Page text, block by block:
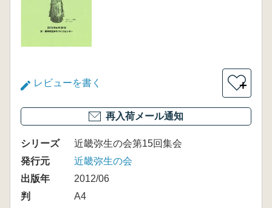
レビューを書く ＋
再入荷メール通知
シリーズ
近畿弥生の会第15回集会
発行元
近畿弥生の会
出版年
2012/06
判
A4